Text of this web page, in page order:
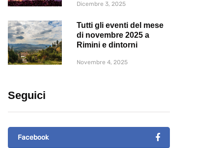
Dicembre 3, 2025
Tutti gli eventi del mese
di novembre 2025 a
Rimini e dintorni
Novembre 4, 2025
Seguici
Facebook